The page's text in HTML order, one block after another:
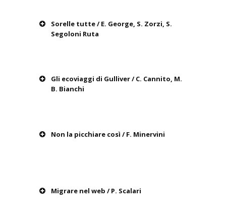
Sorelle tutte / E. George, S. Zorzi, S.
Segoloni Ruta
Gli ecoviaggi di Gulliver / C. Cannito, M.
B. Bianchi
Non la picchiare così / F. Minervini
Migrare nel web / P. Scalari